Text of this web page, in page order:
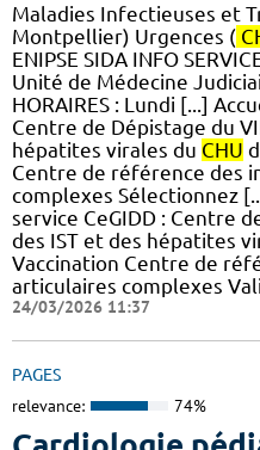
Maladies Infectieuses et
Montpellier) Urgences (
ENIPSE SIDA INFO
Unité de Médecine
HORAIRES : Lundi [...]
Centre de Dépistage du
hépatites virales du CHU
Centre de référence des
complexes Sélectionnez
service CeGIDD : Centre
des IST et des hépatites
Vaccination Centre de
articulaires complexes
24/03/2026 11:37
PAGES
relevance: 74%